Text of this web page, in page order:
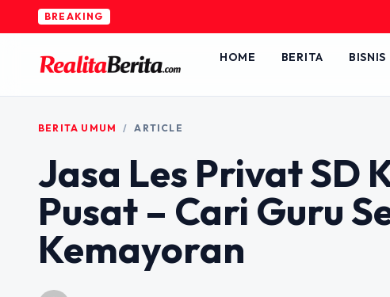
BREAKING
HOME BERITA BISNIS
BERITA UMUM / ARTICLE
Jasa Les Privat SD
Pusat – Cari Guru
Kemayoran